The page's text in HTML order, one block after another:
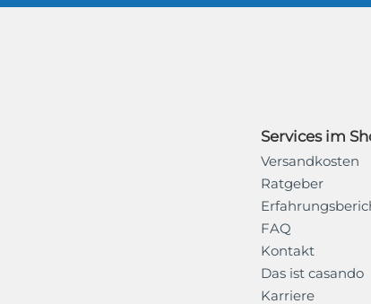
Services im
Versandkosten
Ratgeber
FAQ
Kontakt
Das ist casando
Karriere